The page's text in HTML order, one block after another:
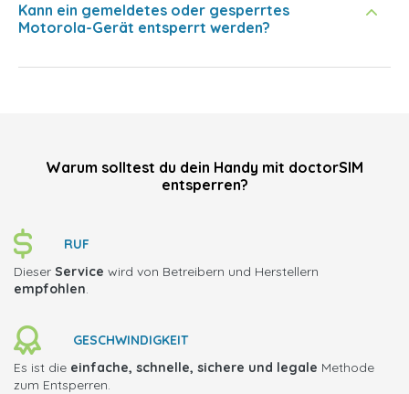
Kann ein gemeldetes oder gesperrtes
Motorola-Gerät entsperrt werden?
Warum solltest du dein Handy mit doctorSIM
entsperren?
RUF
Dieser Service wird von Betreibern und Herstellern
empfohlen.
GESCHWINDIGKEIT
Es ist die einfache, schnelle, sichere und legale Methode
zum Entsperren.